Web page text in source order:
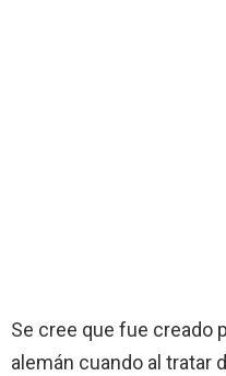
Se cree que fue creado
alemán cuando al tratar